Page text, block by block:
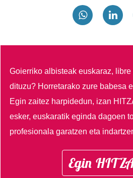
Goierriko albisteak euskaraz,
dituzu? Horretarako zure babesa
Egin zaitez harpidedun, izan
esker, euskaratik eginda dagoen
profesionala garatzen eta
Egin